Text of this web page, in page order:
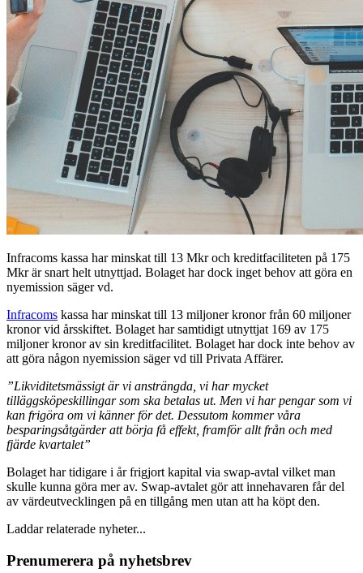
Infracoms kassa har minskat till 13 Mkr och kreditfaciliteten på 175
Mkr är snart helt utnyttjad. Bolaget har dock inget behov att göra en
nyemission säger vd.
Infracoms kassa har minskat till 13 miljoner kronor från 60 miljoner
kronor vid årsskiftet. Bolaget har samtidigt utnyttjat 169 av 175
miljoner kronor av sin kreditfacilitet. Bolaget har dock inte behov av
att göra någon nyemission säger vd till Privata Affärer.
”Likviditetsmässigt är vi ansträngda, vi har mycket
tilläggsköpeskillingar som ska betalas ut. Men vi har pengar som vi
kan frigöra om vi känner för det. Dessutom kommer våra
besparingsåtgärder att börja få effekt, framför allt från och med
fjärde kvartalet”
Bolaget har tidigare i år frigjort kapital via swap-avtal vilket man
skulle kunna göra mer av. Swap-avtalet gör att innehavaren får del
av värdeutvecklingen på en tillgång men utan att ha köpt den.
Laddar relaterade nyheter...
Prenumerera på nyhetsbrev